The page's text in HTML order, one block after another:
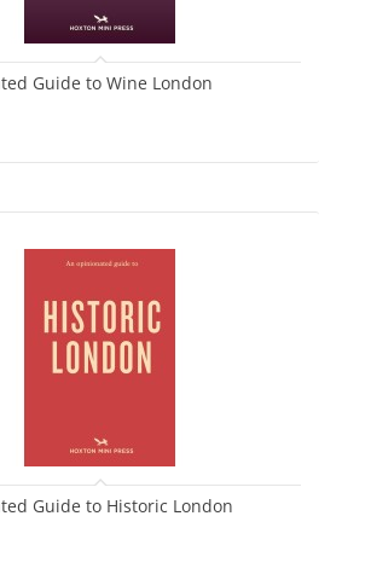
Guide to Wine London
Guide to Historic London